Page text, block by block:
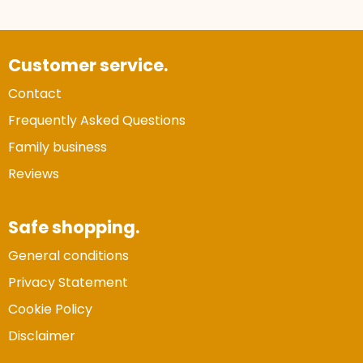
Customer service.
Contact
Frequently Asked Questions
Family business
Reviews
Safe shopping.
General conditions
Privacy Statement
Cookie Policy
Disclaimer